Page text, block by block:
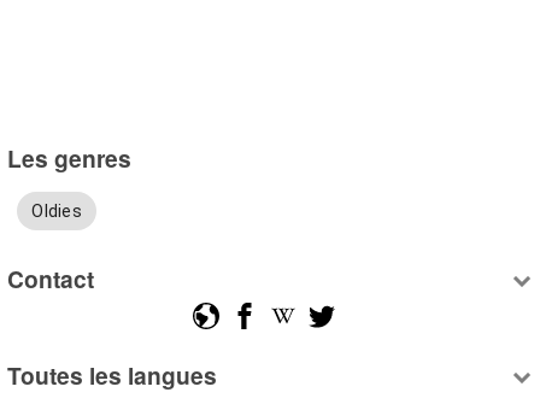
Les genres
Oldies
Contact
Toutes les langues